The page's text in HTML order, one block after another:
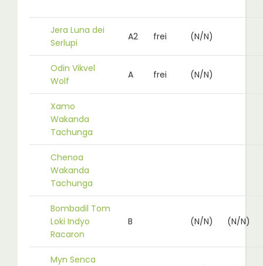
Jera Luna dei
Serlupi
A2 frei (N/N)
Odin Vikvel
Wolf
A frei (N/N)
Xamo
Wakanda
Tachunga
Chenoa
Wakanda
Tachunga
Bombadil Tom
Loki Indyo
Racaron
B (N/N) (N/N)
Myn Senca